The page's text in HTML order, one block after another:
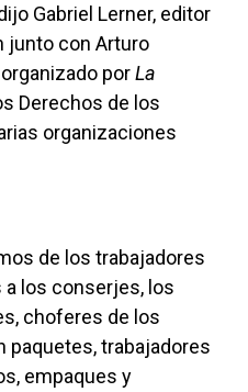
Gabriel Lerner, editor
junto con Arturo
porLa
Derechos de los
organizaciones
de los trabajadores
los conserjes, los
choferes de los
paquetes, trabajadores
empaques y